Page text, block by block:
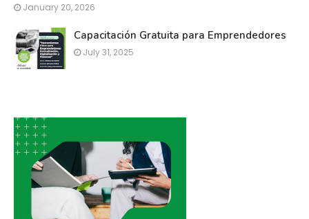
January 20, 2026
Capacitación Gratuita para Emprendedores
July 31, 2025